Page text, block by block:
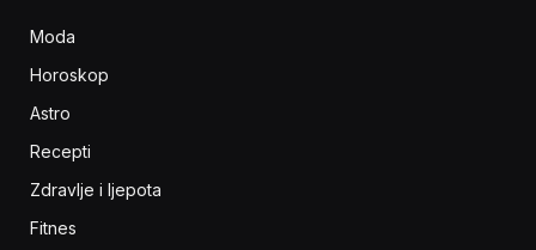
Moda
Horoskop
Astro
Recepti
Zdravlje i ljepota
Fitnes